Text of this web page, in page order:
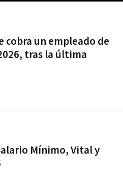
cobra un empleado de
tras la última
Mínimo, Vital y